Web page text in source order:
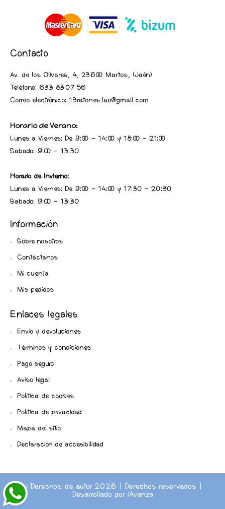
Contacto
Av. de los Olivares, 4, 23600 Martos, (Jaén)
Teléfono: 633 83 07 56
Correo electrónico: 13ratones.lae@gmail.com
Horario de Verano:
Lunes a Viernes: De 9:00 - 14:00 y 18:00 - 21:00
Sabado: 9:00 - 13:30
Horario de Invierno:
Lunes a Viernes: De 9:00 - 14:00 y 17:30 - 20:30
Sabado: 9:00 - 13:30
Información
Sobre nosotros
Contáctanos
Mi cuenta
Mis pedidos
Enlaces legales
Envío y devoluciones
Términos y condiciones
Pago seguro
Aviso legal
Política de cookies
Política de privacidad
Mapa del sitio
Declaración de accesibilidad
© Derechos de autor 2026 | Derechos reservados |
Desarrollado por iAvanza